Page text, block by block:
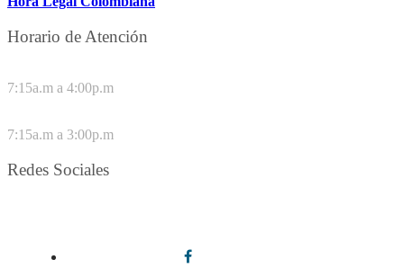
Horario de Atención
7:15a.m a 4:00p.m
7:15a.m a 3:00p.m
Redes Sociales